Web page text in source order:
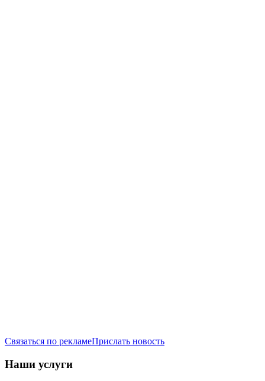
Связаться по рекламеПрислать новость
Наши услуги